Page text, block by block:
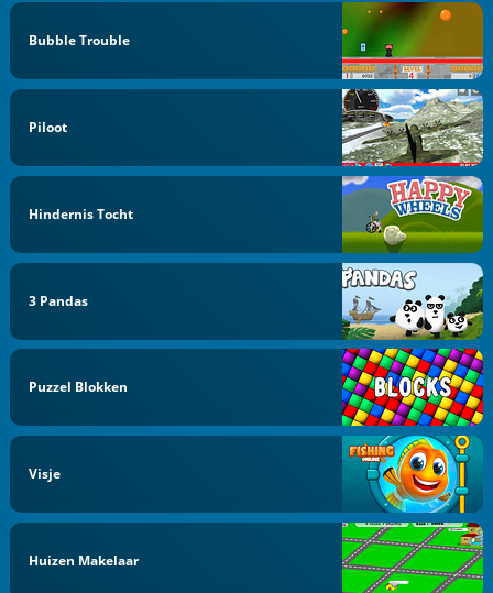
Bubble Trouble
Piloot
Hindernis Tocht
3 Pandas
Puzzel Blokken
Visje
Huizen Makelaar